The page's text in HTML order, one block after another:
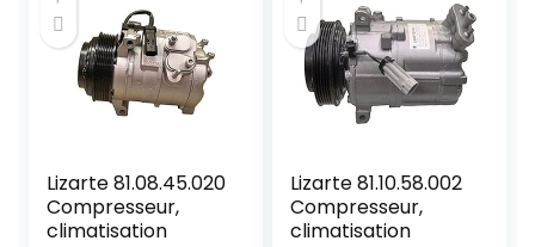
manivelle
électrique Ultra
silencieux
Lizarte 81.08.45.020
Compresseur,
climatisation
Lizarte 81.10.58.002
Compresseur,
climatisation